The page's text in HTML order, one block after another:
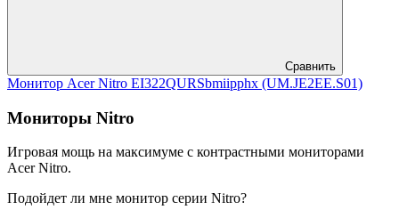
Сравнить
Монитор Acer Nitro EI322QURSbmiipphx (UM.JE2EE.S01)
Мониторы Nitro
Игровая мощь на максимуме с контрастными мониторами
Acer Nitro.
Подойдет ли мне монитор серии Nitro?